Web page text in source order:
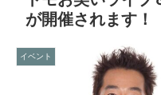
が開催されます！
イベント